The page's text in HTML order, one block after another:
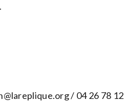
/ 04 26 78